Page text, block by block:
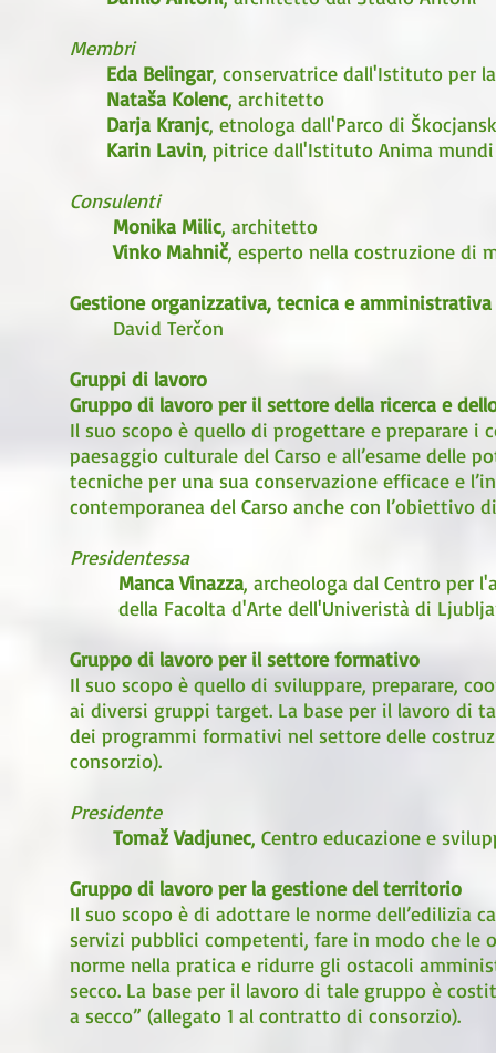
Membri
Eda Belingar, conservatrice dall'Istituto per
Nataša Kolenc, architetto
Darja Kranjc, etnologa dall'Parco di
Karin Lavin, pitrice dall'Istituto Anima mundi
Consulenti
Monika Milic, architetto
Vinko Mahnič, esperto nella costruzione di
Gestione organizzativa, tecnica e
David Terčon
Gruppi di lavoro
Gruppo di lavoro per il settore della ricerca e
Il suo scopo è quello di progettare e preparare
paesaggio culturale del Carso e all’esame delle
tecniche per una sua conservazione efficace e
contemporanea del Carso anche con l’obiettivo
Presidentessa
Manca Vinazza, archeologa dal Centro per
della Facolta d'Arte dell'Univeristà di
Gruppo di lavoro per il settore formativo
Il suo scopo è quello di sviluppare, preparare,
ai diversi gruppi target. La base per il lavoro di
dei programmi formativi nel settore delle
consorzio).
Presidente
Tomaž Vadjunec, Centro educazione e
Gruppo di lavoro per la gestione del territorio
Il suo scopo è di adottare le norme dell’edilizia
servizi pubblici competenti, fare in modo che le
norme nella pratica e ridurre gli ostacoli
secco. La base per il lavoro di tale gruppo è
a secco” (allegato 1 al contratto di consorzio).